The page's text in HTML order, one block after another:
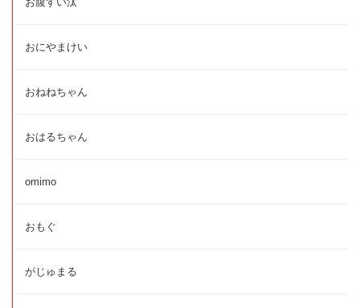
おにやまけい
おねねちゃん
おはるちゃん
omimo
おもぐ
がじゅまる